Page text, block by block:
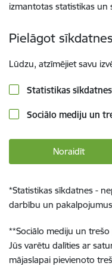
izmantotas statistikas un
Pielāgot sīkdatnes
Lūdzu, atzīmējiet savu
Statistikas sīkdatnes
Sociālo mediju un
Noraidīt
*Statistikas sīkdatnes -
darbību un
**Sociālo mediju un
Jūs varētu dalīties ar
mājaslapai pievienoto